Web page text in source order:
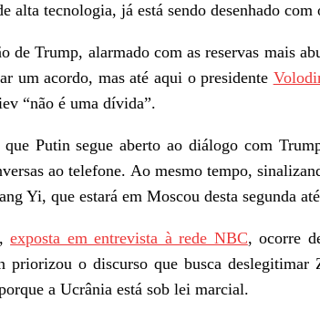
alta tecnologia, já está sendo desenhado com
de Trump, alarmado com as reservas mais
um acordo, mas até aqui o presidente
“não é uma dívida”.
que Putin segue aberto ao diálogo com
ao telefone. Ao mesmo tempo,
Yi, que estará em Moscou desta segunda
exposta em entrevista à rede NBC, ocorre
priorizou o discurso que busca
a Ucrânia está sob lei marcial.